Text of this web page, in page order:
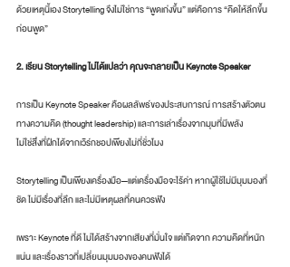
ด้วยเหตุนี้เอง Storytelling จึงไม่ใช่การ “พูดเก่งขึ้น” แต่คือการ “คิดให้ลึกขึ้น
ก่อนพูด”
2. เรียน Storytelling ไม่ได้แปลว่า คุณจะกลายเป็น Keynote Speaker
การเป็น Keynote Speaker คือผลลัพธ์ของประสบการณ์ การสร้างตัวตน
ทางความคิด (thought leadership) และการเล่าเรื่องจากมุมที่มีพลัง
ไม่ใช่สิ่งที่ฝึกได้จากเวิร์กชอปเพียงไม่กี่ชั่วโมง
Storytelling เป็นเพียงเครื่องมือ—แต่เครื่องมือจะไร้ค่า หากผู้ใช้ไม่มีมุมมองที่
ชัด ไม่มีเรื่องที่ลึก และไม่มีเหตุผลที่คนควรฟัง
เพราะ Keynote ที่ดี ไม่ได้สร้างจากเสียงที่มั่นใจ แต่เกิดจาก ความคิดที่หนัก
แน่นและเรื่องราวที่เปลี่ยนมุมมองของคนฟังได้